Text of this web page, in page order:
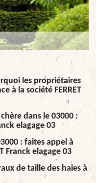
les propriétaires
à la société FERRET
dans le 03000 :
elagage 03
: faites appel à
Franck elagage 03
de taille des haies à